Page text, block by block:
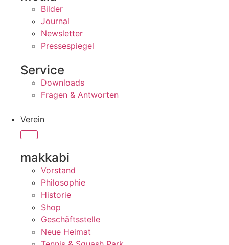
Bilder
Journal
Newsletter
Pressespiegel
Service
Downloads
Fragen & Antworten
Verein
makkabi
Vorstand
Philosophie
Historie
Shop
Geschäftsstelle
Neue Heimat